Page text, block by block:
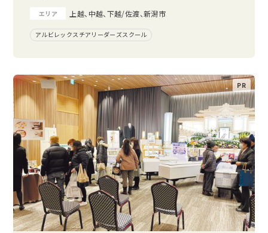
エリア 上越、中越、下越/佐渡、新潟市
アルビレックスチアリーダーズスクール